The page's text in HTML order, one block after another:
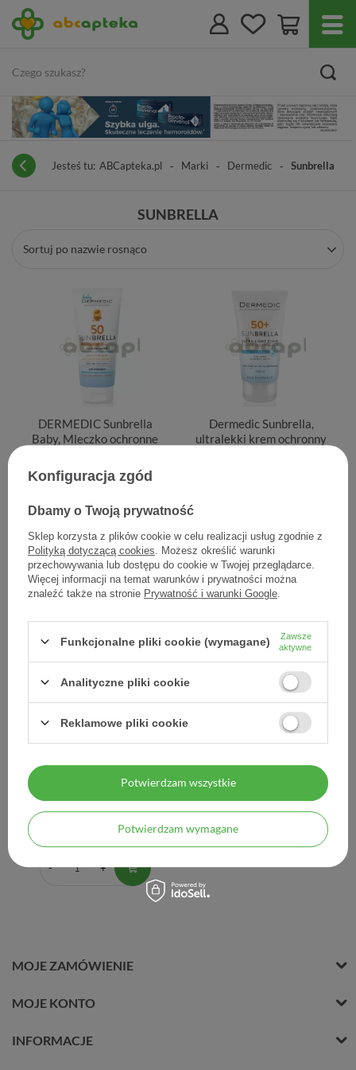
Jesteś tu: ABCapteka.pl Marki Dermedic Sunbrella
SUNBRELLA
Sortuj po nazwie rosnąco
DERMEDIC Sunbrella
Baby, Mleczko ochronne
z prekursorem witaminy
D3 100 g
82,50 zł
0,83 zł / szt.
Dermedic Sunbrella,
ultralekki krem ochronny
1,21 zł / szt.
Dermedic Sunbrella,
SPF50 dla skóry tłustej i
mieszanej, 40 ml
1,15 zł / szt.
MOJE ZAMÓWIENIE
MOJE KONTO
INFORMACJE
Konfiguracja zgód
Dbamy o Twoją prywatność
Sklep korzysta z plików cookie w celu realizacji usług zgodnie z
Polityką dotyczącą cookies . Możesz określić warunki
przechowywania lub dostępu do cookie w Twojej przeglądarce.
Więcej informacji na temat warunków i prywatności można
znaleźć także na stronie Prywatność i warunki Google
Funkcjonalne pliki cookie (wymagane)
Zawsze
aktywne
Analityczne pliki cookie
Reklamowe pliki cookie
Potwierdzam wymagane
Potwierdzam wszystkie